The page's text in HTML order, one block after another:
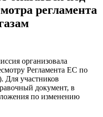
регламента
организовала
Регламента ЕС по
Для участников
документ, в
по изменению